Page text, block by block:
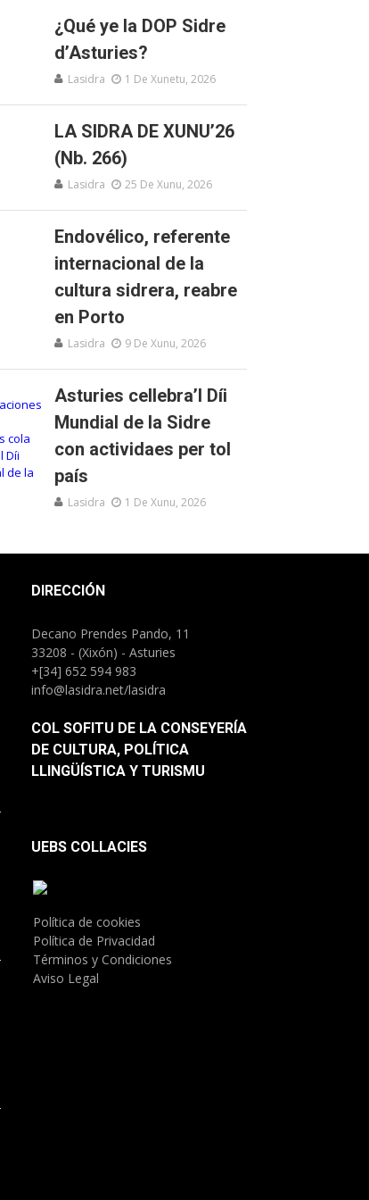
¿Qué ye la DOP Sidre
d’Asturies?
Lasidra 1 De Xunetu, 2026
LA SIDRA DE XUNU’26
(Nb. 266)
Lasidra 25 De Xunu, 2026
Endovélico, referente
internacional de la
cultura sidrera, reabre
en Porto
Lasidra 9 De Xunu, 2026
Asturies cellebra’l Díi
Mundial de la Sidre
con actividaes per tol
país
Lasidra 1 De Xunu, 2026
DIRECCIÓN
Decano Prendes Pando, 11
33208 - (Xixón) - Asturies
+[34] 652 594 983
info@lasidra.net/lasidra
COL SOFITU DE LA CONSEYERÍA
DE CULTURA, POLÍTICA
LLINGÜÍSTICA Y TURISMU
UEBS COLLACIES
Política de cookies
Política de Privacidad
Términos y Condiciones
Aviso Legal